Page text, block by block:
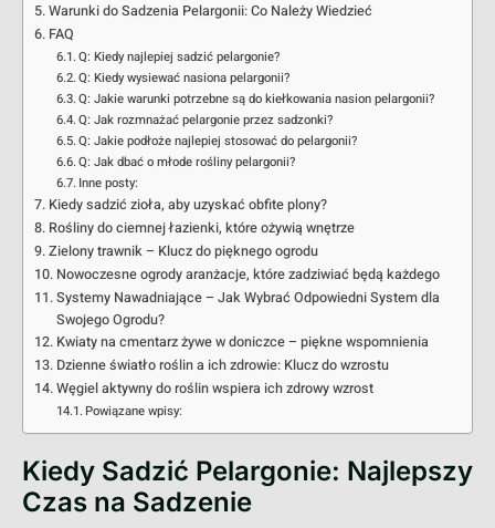
Warunki do Sadzenia Pelargonii: Co Należy Wiedzieć
FAQ
Q: Kiedy najlepiej sadzić pelargonie?
Q: Kiedy wysiewać nasiona pelargonii?
Q: Jakie warunki potrzebne są do kiełkowania nasion pelargonii?
Q: Jak rozmnażać pelargonie przez sadzonki?
Q: Jakie podłoże najlepiej stosować do pelargonii?
Q: Jak dbać o młode rośliny pelargonii?
Inne posty:
Kiedy sadzić zioła, aby uzyskać obfite plony?
Rośliny do ciemnej łazienki, które ożywią wnętrze
Zielony trawnik – Klucz do pięknego ogrodu
Nowoczesne ogrody aranżacje, które zadziwiać będą każdego
Systemy Nawadniające – Jak Wybrać Odpowiedni System dla
Swojego Ogrodu?
Kwiaty na cmentarz żywe w doniczce – piękne wspomnienia
Dzienne światło roślin a ich zdrowie: Klucz do wzrostu
Węgiel aktywny do roślin wspiera ich zdrowy wzrost
Powiązane wpisy:
Kiedy Sadzić Pelargonie: Najlepszy
Czas na Sadzenie